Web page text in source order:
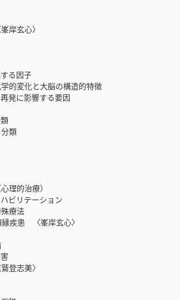
玄心〉
因子
化と大脳の構造的特徴
に影響する要因
類
的治療）
リテーション
療法
疾患 〈峯岸玄心〉
志美〉